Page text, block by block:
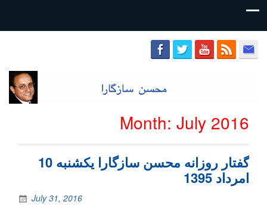
محسن
سازگارا
Month: July 2016
گفتار روزانه محسن سازگارا یکشنبه 10
امرداد 1395
July 31, 2016